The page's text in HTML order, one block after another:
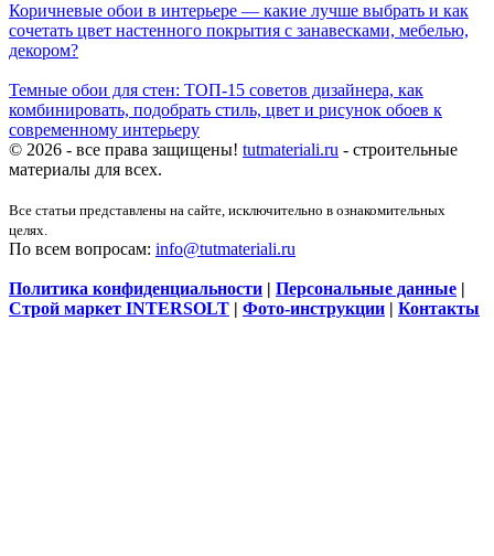
Коричневые обои в интерьере — какие лучше выбрать и как
сочетать цвет настенного покрытия с занавесками, мебелью,
декором?
Темные обои для стен: ТОП-15 советов дизайнера, как
комбинировать, подобрать стиль, цвет и рисунок обоев к
современному интерьеру
© 2026 - все права защищены! tutmateriali.ru - строительные
материалы для всех.
Все статьи представлены на сайте, исключительно в ознакомительных
целях.
По всем вопросам: info@tutmateriali.ru
Политика конфиденциальности | Персональные данные |
Строй маркет INTERSOLT | Фото-инструкции | Контакты